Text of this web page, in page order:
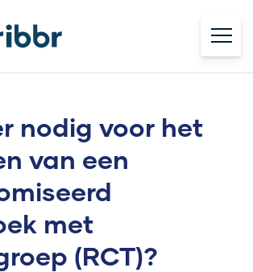
nodig voor het
van een
met
(RCT)?